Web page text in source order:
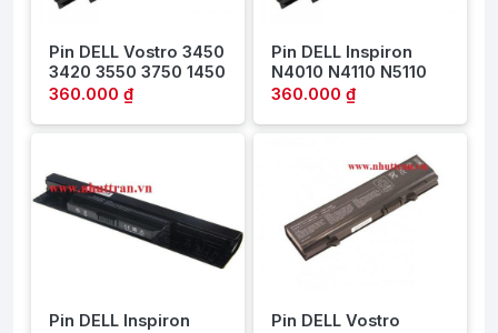
Pin DELL Vostro 3450
3420 3550 3750 1450
360.000 ₫
Pin DELL Inspiron
N4010 N4110 N5110
360.000 ₫
Pin DELL Inspiron
Pin DELL Vostro